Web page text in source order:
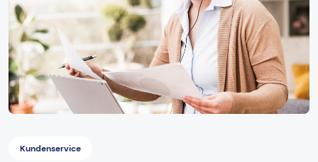
Kundenservice